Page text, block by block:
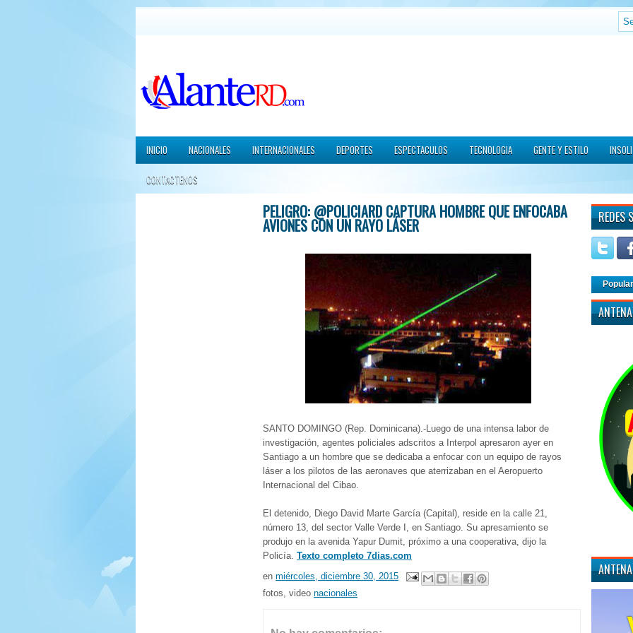
INICIO NACIONALES INTERNACIONALES DEPORTES ESPECTACULOS TECNOLOGIA GENTE Y ESTILO
CONTACTENOS
PELIGRO: @POLICIARD CAPTURA HOMBRE QUE ENFOCABA
AVIONES CON UN RAYO LÁSER
SANTO DOMINGO (Rep. Dominicana).-Luego de una intensa labor de
investigación, agentes policiales adscritos a Interpol apresaron ayer en
Santiago a un hombre que se dedicaba a enfocar con un equipo de rayos
láser a los pilotos de las aeronaves que aterrizaban en el Aeropuerto
Internacional del Cibao.
El detenido, Diego David Marte García (Capital), reside en la calle 21,
número 13, del sector Valle Verde I, en Santiago. Su apresamiento se
produjo en la avenida Yapur Dumit, próximo a una cooperativa, dijo la
Policía. Texto completo 7dias.com
en miércoles, diciembre 30, 2015
fotos, video nacionales
REDES
Popular